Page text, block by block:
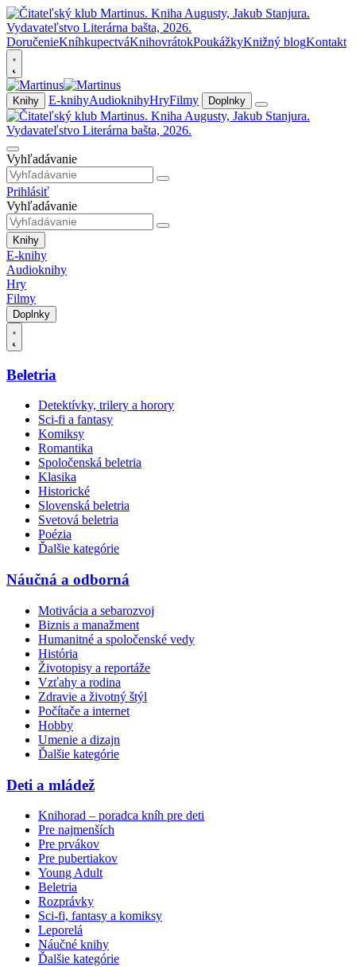
DoručenieKníhkupectváKnihovrátokPoukážkyKnižný blogKontakt
Knihy E-knihyAudioknihyHryFilmy Doplnky
Vyhľadávanie
Prihlásiť
Vyhľadávanie
Knihy
E-knihy
Audioknihy
Hry
Filmy
Doplnky
Beletria
Detektívky, trilery a horory
Sci-fi a fantasy
Komiksy
Romantika
Spoločenská beletria
Klasika
Historické
Slovenská beletria
Svetová beletria
Poézia
Ďalšie kategórie
Náučná a odborná
Motivácia a sebarozvoj
Biznis a manažment
Humanitné a spoločenské vedy
História
Životopisy a reportáže
Vzťahy a rodina
Zdravie a životný štýl
Počítače a internet
Hobby
Umenie a dizajn
Ďalšie kategórie
Deti a mládež
Knihorad – poradca kníh pre deti
Pre najmenších
Pre prvákov
Pre pubertiakov
Young Adult
Beletria
Rozprávky
Sci-fi, fantasy a komiksy
Leporelá
Náučné knihy
Ďalšie kategórie